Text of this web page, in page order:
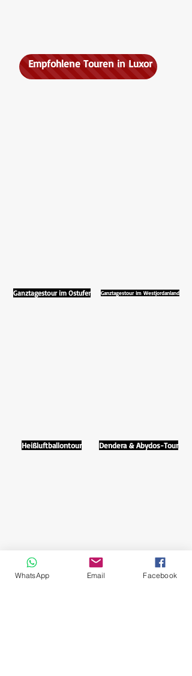
Empfohlene Touren in Luxor
Ganztagestour im Ostufer Ganztagestour im Westjordanland
Heißluftballontour Dendera & Abydos-Tour
WhatsApp Email Facebook